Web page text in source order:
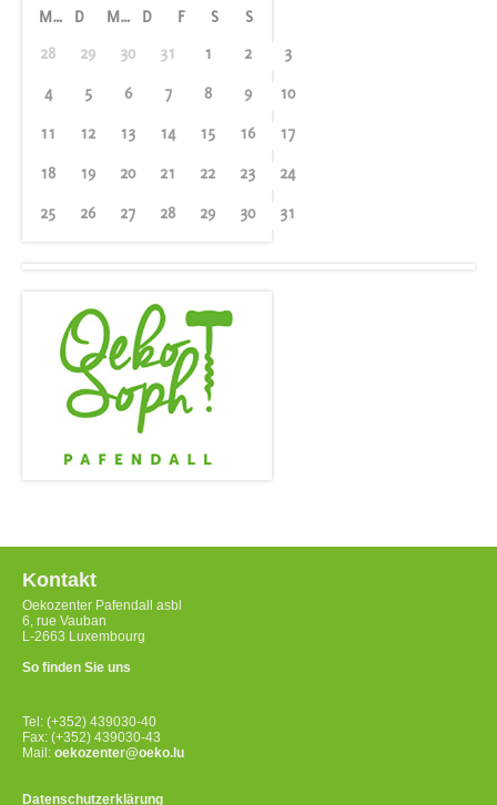
M D M D F S
S
28
29 30 31 1 2 3
4 5 6 7 8 9 10
11 12 13 14 15 16 17
18 19 20 21 22 23 24
25 26 27 28 29 30 31
Kontakt
Oekozenter Pafendall asbl
6, rue Vauban
L-2663 Luxembourg
So finden Sie uns
Tel: (+352) 439030-40
Fax: (+352) 439030-43
Mail: oekozenter@oeko.lu
Datenschutzerklärung